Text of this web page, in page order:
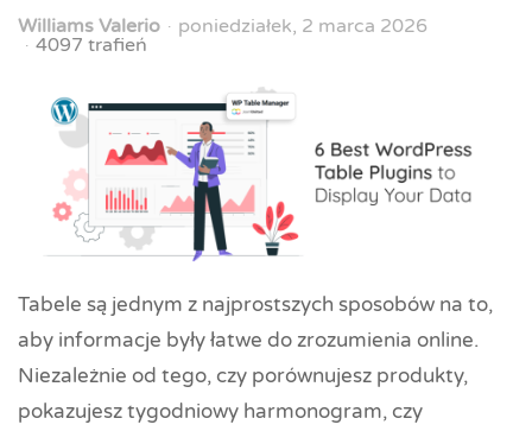
Williams Valerio
poniedziałek, 2 marca 2026
4097 trafień
Tabele są jednym z najprostszych sposobów na to,
aby informacje były łatwe do zrozumienia online.
Niezależnie od tego, czy porównujesz produkty,
pokazujesz tygodniowy harmonogram, czy